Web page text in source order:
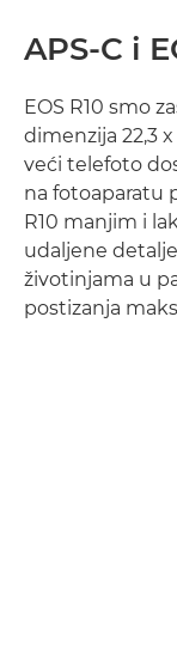
APS-C i
EOS R10 smo
dimenzija 22,3
veći telefoto
na fotoaparatu
R10 manjim i
udaljene
životinjama u
postizanja